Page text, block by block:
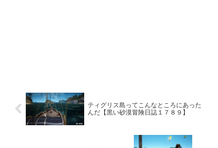
ティグリス島ってこんなところにあった
んだ【黒い砂漠冒険日誌１７８９】